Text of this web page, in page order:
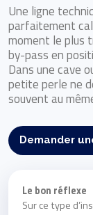
Une ligne
parfaitement
moment le plus
by-pass en
Dans une cave
petite perle ne
souvent au
Demander
Le bon réflexe
Sur ce type